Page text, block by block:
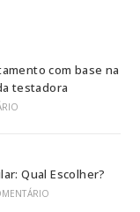
com base na
testadora
Qual Escolher?